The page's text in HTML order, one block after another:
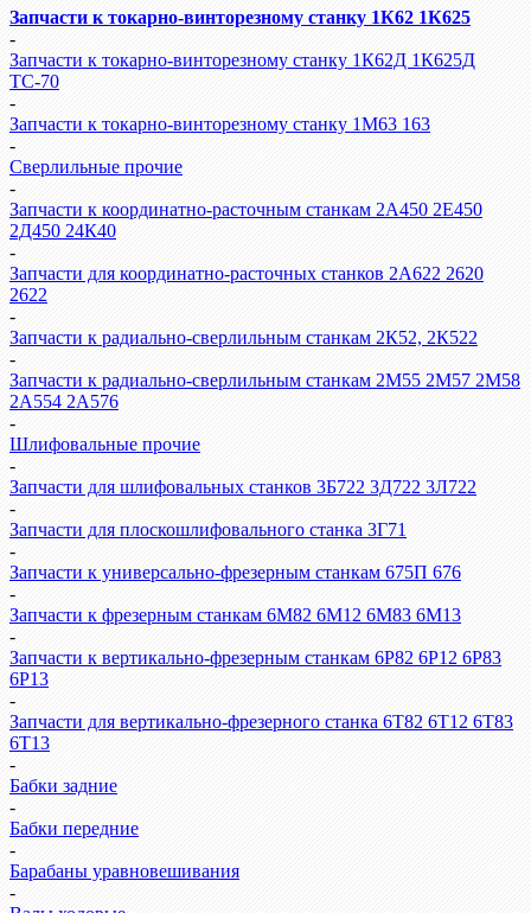
Запчасти к токарно-винторезному станку 1К62 1К625
-
Запчасти к токарно-винторезному станку 1К62Д 1К625Д
ТС-70
-
Запчасти к токарно-винторезному станку 1М63 163
-
Сверлильные прочие
-
Запчасти к координатно-расточным станкам 2А450 2Е450
2Д450 24К40
-
Запчасти для координатно-расточных станков 2А622 2620
2622
-
Запчасти к радиально-сверлильным станкам 2К52, 2К522
-
Запчасти к радиально-сверлильным станкам 2М55 2М57 2М58
2А554 2А576
-
Шлифовальные прочие
-
Запчасти для шлифовальных станков 3Б722 3Д722 3Л722
-
Запчасти для плоскошлифовального станка 3Г71
-
Запчасти к универсально-фрезерным станкам 675П 676
-
Запчасти к фрезерным станкам 6М82 6М12 6М83 6М13
-
Запчасти к вертикально-фрезерным станкам 6Р82 6Р12 6Р83
6Р13
-
Запчасти для вертикально-фрезерного станка 6Т82 6Т12 6Т83
6Т13
-
Бабки задние
-
Бабки передние
-
Барабаны уравновешивания
-